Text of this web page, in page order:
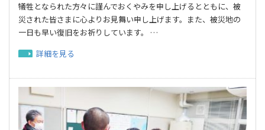
犠牲となられた方々に謹んでおくやみを申し上げるとともに、被
災された皆さまに心よりお見舞い申し上げます。また、被災地の
一日も早い復旧をお祈りしています。 …
詳細を見る